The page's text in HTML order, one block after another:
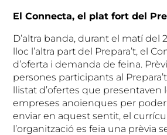
El Connecta, el plat fort del
D’altra banda, durant el matí del
lloc l’altra part del Prepara’t, el
d’oferta i demanda de feina.
persones participants al
llistat d’ofertes que presentaven
empreses anoienques per poder
enviar en aquest sentit, el
l’organització es feia una prèvia